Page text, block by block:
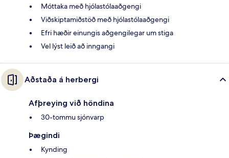
Móttaka með hjólastólaaðgengi
Viðskiptamiðstöð með hjólastólaaðgengi
Efri hæðir einungis aðgengilegar um stiga
Vel lýst leið að inngangi
Aðstaða á herbergi
Afþreying við höndina
30-tommu sjónvarp
Þægindi
Kynding